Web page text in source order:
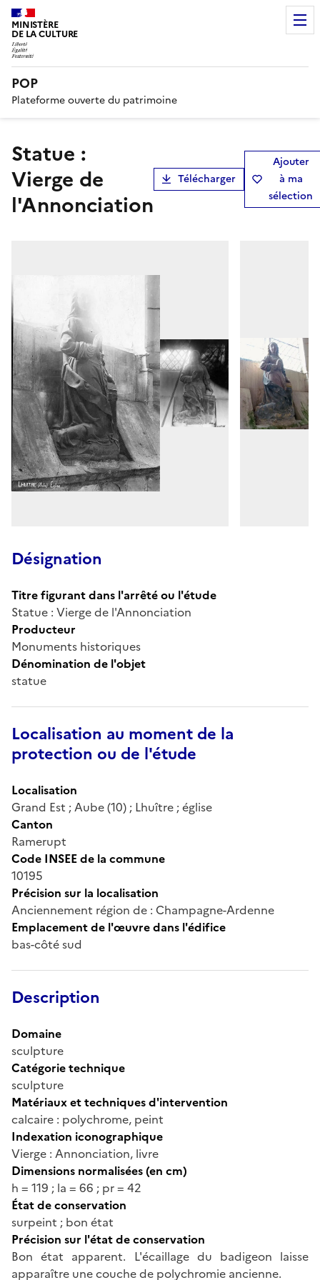
MINISTÈRE
DE LA CULTURE
POP
Plateforme ouverte du patrimoine
Statue :
Vierge de
l'Annonciation
Télécharger
Ajouter
à ma
sélection
Désignation
Titre figurant dans l'arrêté ou l'étude
Statue : Vierge de l'Annonciation
Producteur
Monuments historiques
Dénomination de l'objet
statue
Localisation au moment de la
protection ou de l'étude
Localisation
Grand Est ; Aube (10) ; Lhuître ; église
Canton
Ramerupt
Code INSEE de la commune
10195
Précision sur la localisation
Anciennement région de : Champagne-Ardenne
Emplacement de l'œuvre dans l'édifice
bas-côté sud
Description
Domaine
sculpture
Catégorie technique
sculpture
Matériaux et techniques d'intervention
calcaire : polychrome, peint
Indexation iconographique
Vierge : Annonciation, livre
Dimensions normalisées (en cm)
h = 119 ; la = 66 ; pr = 42
État de conservation
surpeint ; bon état
Précision sur l'état de conservation
Bon état apparent. L'écaillage du badigeon laisse
apparaître une couche de polychromie ancienne.